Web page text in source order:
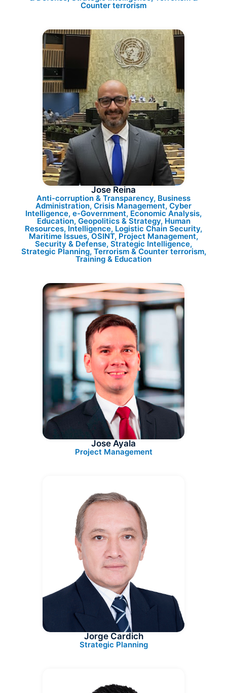
Counter terrorism
Jose Reina
Anti-corruption & Transparency, Business
Administration, Crisis Management, Cyber
Intelligence, e-Government, Economic Analysis,
Education, Geopolitics & Strategy, Human
Resources, Intelligence, Logistic Chain Security,
Maritime Issues, OSINT, Project Management,
Security & Defense, Strategic Intelligence,
Strategic Planning, Terrorism & Counter terrorism,
Training & Education
Jose Ayala
Project Management
Jorge Cardich
Strategic Planning